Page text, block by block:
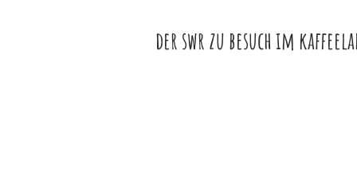
der swr zu besuch im